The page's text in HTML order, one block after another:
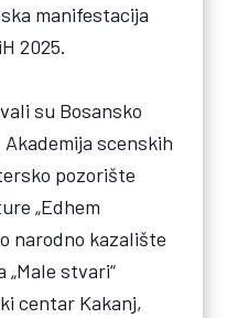
manifestacija
2025.
su Bosansko
scenskih
pozorište
„Edhem
narodno kazalište
stvari“
centar Kakanj,